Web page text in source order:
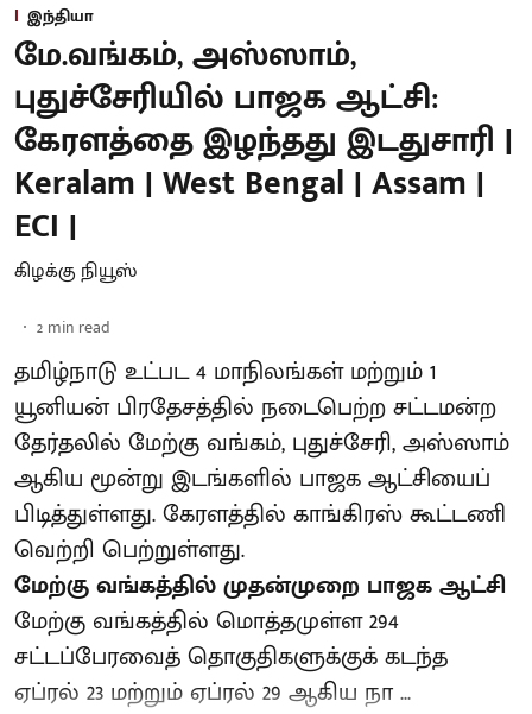
இந்தியா
மே.வங்கம், அஸ்ஸாம்,
புதுச்சேரியில் பாஜக ஆட்சி:
கேரளத்தை இழந்தது இடதுசாரி |
Keralam | West Bengal | Assam |
ECI |
கிழக்கு நியூஸ்
2 min read
தமிழ்நாடு உட்பட 4 மாநிலங்கள் மற்றும் 1
யூனியன் பிரதேசத்தில் நடைபெற்ற சட்டமன்ற
தேர்தலில் மேற்கு வங்கம், புதுச்சேரி, அஸ்ஸாம்
ஆகிய மூன்று இடங்களில் பாஜக ஆட்சியைப்
பிடித்துள்ளது. கேரளத்தில் காங்கிரஸ் கூட்டணி
வெற்றி பெற்றுள்ளது.
மேற்கு வங்கத்தில் முதன்முறை பாஜக ஆட்சி
மேற்கு வங்கத்தில் மொத்தமுள்ள 294
சட்டப்பேரவைத் தொகுதிகளுக்குக் கடந்த
ஏப்ரல் 23 மற்றும் ஏப்ரல் 29 ஆகிய நா ...